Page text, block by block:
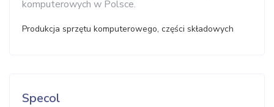
komputerowych w Polsce.
Produkcja sprzętu komputerowego, części składowych
Specol